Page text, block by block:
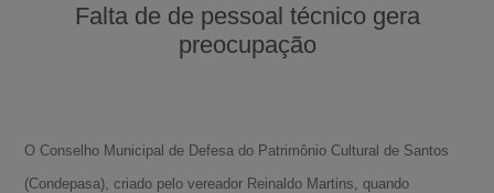
Falta de de pessoal técnico gera
preocupação
O Conselho Municipal de Defesa do Patrimônio Cultural de Santos
(Condepasa), criado pelo vereador Reinaldo Martins, quando